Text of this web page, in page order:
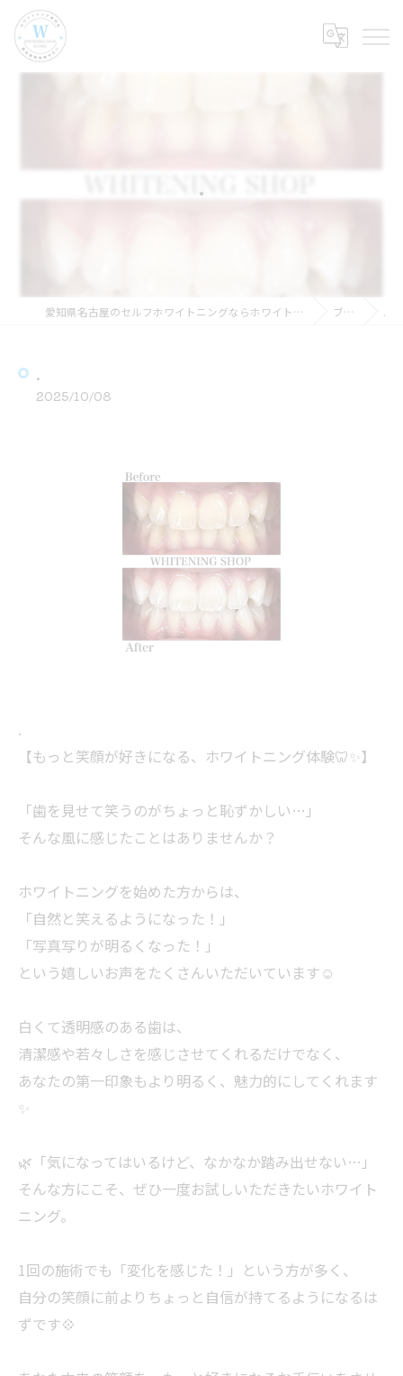
.
愛知県名古屋のセルフホワイトニングならホワイトニングショップ名古屋店 ブログ .
.
2025/10/08
.
【もっと笑顔が好きになる、ホワイトニング体験🦷✨】
「歯を見せて笑うのがちょっと恥ずかしい…」
そんな風に感じたことはありませんか？
ホワイトニングを始めた方からは、
「自然と笑えるようになった！」
「写真写りが明るくなった！」
という嬉しいお声をたくさんいただいています☺️
白くて透明感のある歯は、
清潔感や若々しさを感じさせてくれるだけでなく、
あなたの第一印象もより明るく、魅力的にしてくれます
✨
🌿「気になってはいるけど、なかなか踏み出せない…」
そんな方にこそ、ぜひ一度お試しいただきたいホワイト
ニング。
1回の施術でも「変化を感じた！」という方が多く、
自分の笑顔に前よりちょっと自信が持てるようになるは
ずです💠